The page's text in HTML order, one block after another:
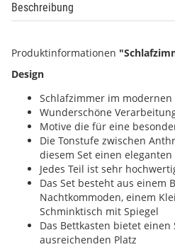
Beschreibung
Produktinformationen
Design
Schlafzimmer im modernen
Wunderschöne
Motive die für eine
Die Tonstufe zwischen
diesem Set einen
Jedes Teil ist sehr
Das Set besteht aus einem
Nachtkommoden, einem
Schminktisch mit Spiegel
Das Bettkasten bietet
ausreichenden Platz